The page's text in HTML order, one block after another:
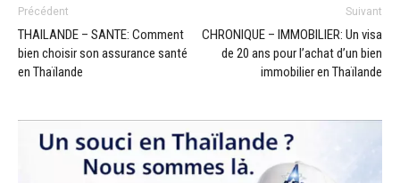
Précédent
THAILANDE – SANTE: Comment
bien choisir son assurance santé
en Thaïlande
Suivant
CHRONIQUE – IMMOBILIER: Un visa
de 20 ans pour l’achat d’un bien
immobilier en Thaïlande